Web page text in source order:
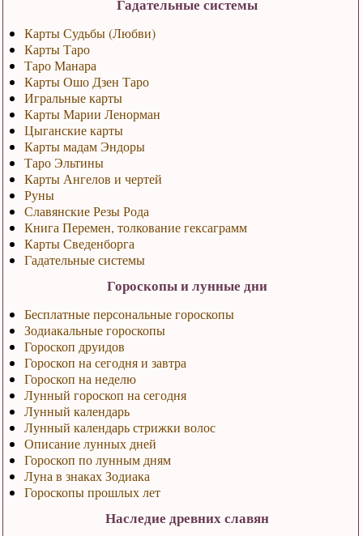
Гадательные системы
Карты Судьбы (Любви)
Карты Таро
Таро Манара
Карты Ошо Дзен Таро
Игральные карты
Карты Марии Ленорман
Цыганские карты
Карты мадам Эндоры
Таро Эльтины
Карты Ангелов и чертей
Руны
Славянские Резы Рода
Книга Перемен, толкование гексаграмм
Карты Сведенборга
Гадательные системы
Гороскопы и лунные дни
Бесплатные персональные гороскопы
Зодиакальные гороскопы
Гороскоп друидов
Гороскоп на сегодня и завтра
Гороскоп на неделю
Лунный гороскоп на сегодня
Лунный календарь
Лунный календарь стрижки волос
Описание лунных дней
Гороскоп по лунным дням
Луна в знаках Зодиака
Гороскопы прошлых лет
Наследие древних славян